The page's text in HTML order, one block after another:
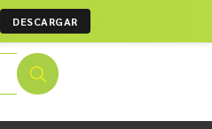
DESCARGAR